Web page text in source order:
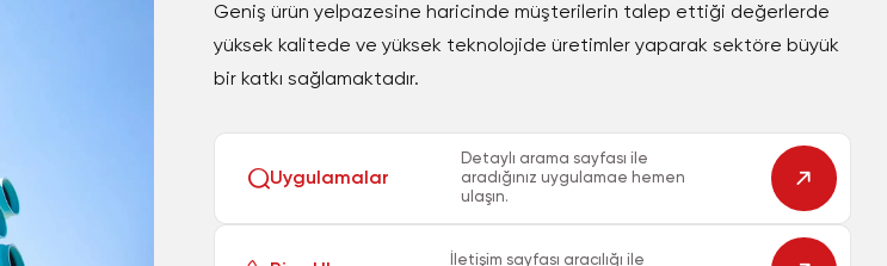
Geniş ürün yelpazesine haricinde müşterilerin talep ettiği değerlerde
yüksek kalitede ve yüksek teknolojide üretimler yaparak sektöre büyük
bir katkı sağlamaktadır.
Uygulamalar
Detaylı arama sayfası ile
aradığınız uygulamae hemen
ulaşın.
İletişim sayfası aracılığı ile